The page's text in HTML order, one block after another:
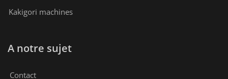
Kakigori machines
A notre sujet
Contact